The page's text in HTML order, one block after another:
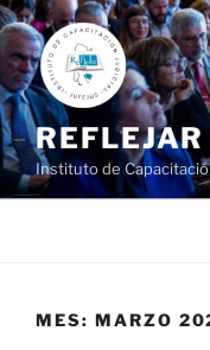
Ir
al
contenido
REFLEJAR
Instituto de
MES: MARZO